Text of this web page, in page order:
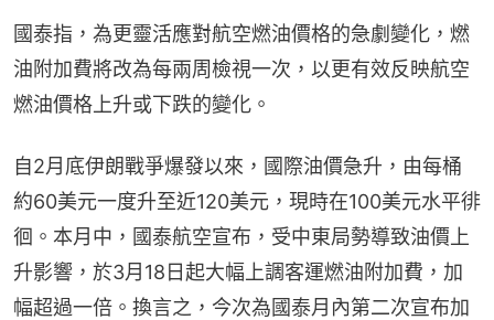
國泰指，為更靈活應對航空燃油價格的急劇變化，燃
油附加費將改為每兩周檢視一次，以更有效反映航空
燃油價格上升或下跌的變化。
自2月底伊朗戰爭爆發以來，國際油價急升，由每桶
約60美元一度升至近120美元，現時在100美元水平徘
徊。本月中，國泰航空宣布，受中東局勢導致油價上
升影響，於3月18日起大幅上調客運燃油附加費，加
幅超過一倍。換言之，今次為國泰月內第二次宣布加